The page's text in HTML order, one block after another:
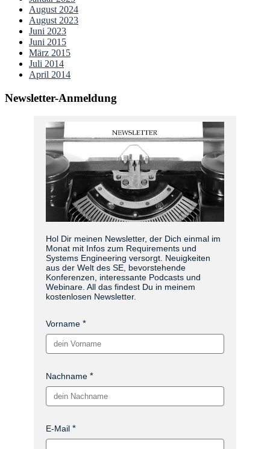
August 2024
August 2023
Juni 2023
Juni 2015
März 2015
Juli 2014
April 2014
Newsletter-Anmeldung
Hol Dir meinen Newsletter, der Dich einmal im
Monat mit Infos zum Requirements und
Systems Engineering versorgt. Neuigkeiten
aus der Welt des SE, bevorstehende
Konferenzen, interessante Podcasts und
Webinare. All das findest Du in meinem
kostenlosen Newsletter.
Vorname
Nachname
E-Mail